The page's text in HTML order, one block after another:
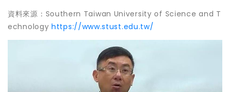
資料來源：Southern Taiwan University of Science and T
echnology https://www.stust.edu.tw/